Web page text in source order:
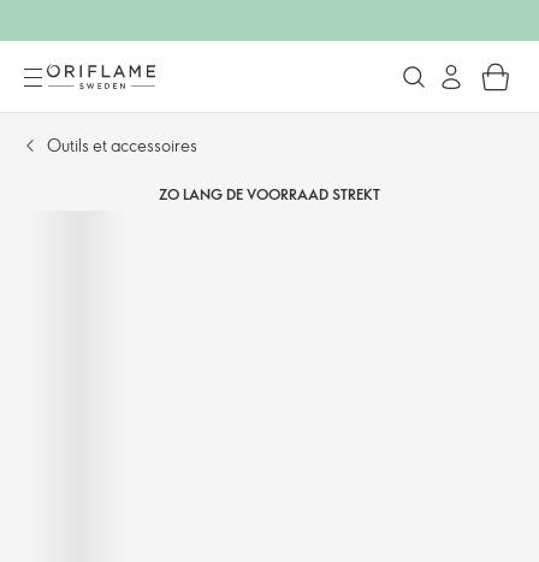
Outils et accessoires
ZO LANG DE VOORRAAD STREKT